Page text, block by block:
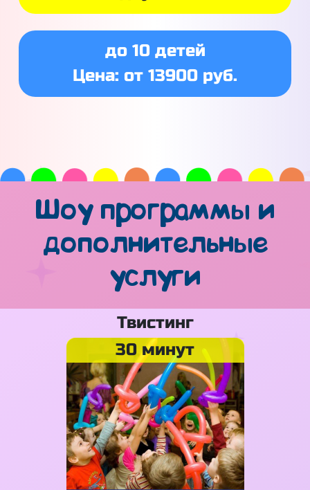
до 10 детей
Цена: от 13900 руб.
Шоу программы и
дополнительные
услуги
Твистинг
30 минут